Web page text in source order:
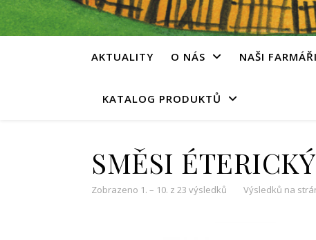
AKTUALITY O NÁS NAŠI FARMÁŘI
KATALOG PRODUKTŮ
SMĚSI
Zobrazeno 1. – 10. z 23 výsledků Výsledků na